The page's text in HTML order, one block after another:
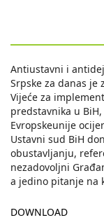
Antiustavni i
Srpske za danas je
Vijeće za
predstavnika u
Evropskeunije
Ustavni sud BiH
obustavljanju,
nezadovoljni
a jedino pitanje na
DOWNLOAD